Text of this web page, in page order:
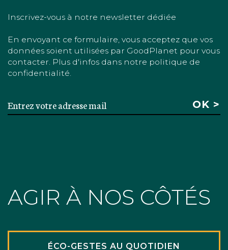
Inscrivez-vous à notre newsletter dédiée
En envoyant ce formulaire, vous acceptez que vos
données soient utilisées par GoodPlanet pour vous
contacter. Plus d'infos dans notre politique de
confidentialité.
AGIR À NOS CÔTÉS
ÉCO-GESTES AU QUOTIDIEN